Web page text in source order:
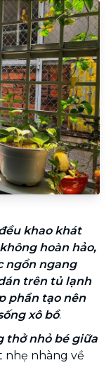
khao khát
hoàn hảo,
ngổn ngang
trên tủ lạnh
phần tạo nên
xô bồ.
thở nhỏ bé giữa
nhẹ nhàng về